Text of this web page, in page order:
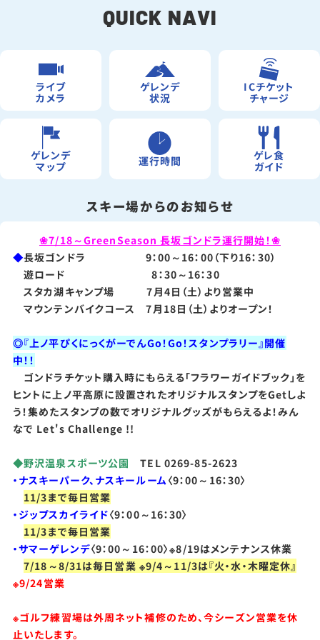
QUICK NAVI
ライブ
カメラ
ゲレンデ
状況
ICチケット
チャージ
ゲレンデ
マップ
運行時間
ゲレ食
ガイド
スキー場からのお知らせ
❀7/18～GreenSeason 長坂ゴンドラ運行開始！❀
◆長坂ゴンドラ 9：00～16：00（下り16：30）
遊ロード 8：30～16：30
スタカ湖キャンプ場 7月4日（土）より営業中
マウンテンバイクコース 7月18日（土）よりオープン！
◎『上ノ平ぴくにっくがーでんGo！Go！スタンプラリー』開催
中！！
ゴンドラチケット購入時にもらえる「フラワーガイドブック」を
ヒントに上ノ平高原に設置されたオリジナルスタンプをGetしよ
う！集めたスタンプの数でオリジナルグッズがもらえるよ！みん
なで Let's Challenge !!
◆野沢温泉スポーツ公園TEL 0269-85-2623
・ナスキーパーク、ナスキールーム 〈9：00～16：30〉
11/3まで毎日営業
・ジップスカイライド〈9：00～16：30〉
11/3まで毎日営業
・サマーゲレンデ〈9：00～16：00〉※8/19はメンテナンス休業
7/18～8/31は毎日営業 ※9/4～11/3は『火・水・木曜定休』
※9/24営業
※ゴルフ練習場は外周ネット補修のため、今シーズン営業を休
止いたします。